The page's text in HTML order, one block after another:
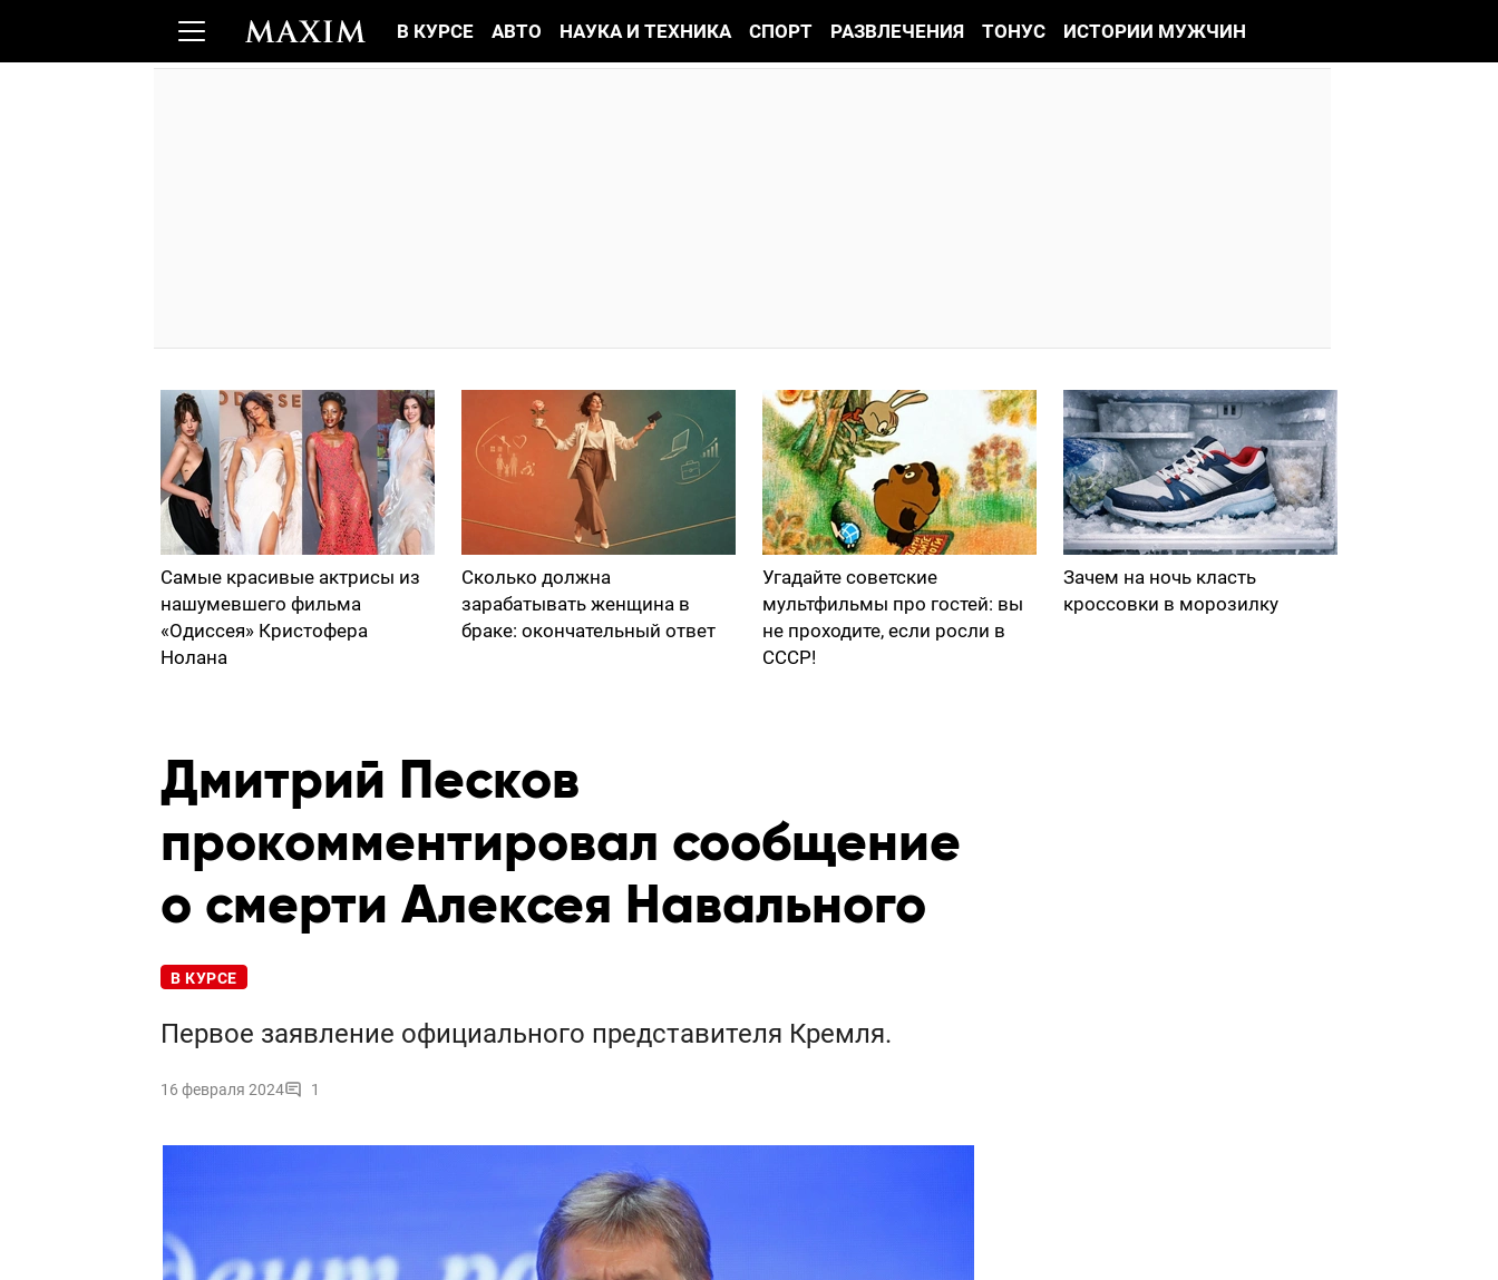
В КУРСЕ АВТО НАУКА И ТЕХНИКА СПОРТ РАЗВЛЕЧЕНИЯ ТОНУС ИСТОРИИ МУЖЧИН
Самые красивые актрисы из
нашумевшего фильма
«Одиссея» Кристофера
Нолана
Сколько должна
зарабатывать женщина в
браке: окончательный ответ
Угадайте советские
мультфильмы про гостей: вы
не проходите, если росли в
СССР!
Зачем на ночь класть
кроссовки в морозилку
Дмитрий Песков
прокомментировал сообщение
о смерти Алексея Навального
В КУРСЕ
Первое заявление официального представителя Кремля.
16 февраля 2024 1